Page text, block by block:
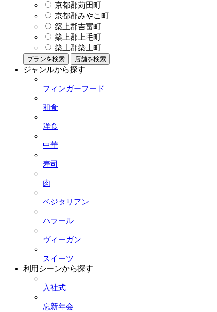
京都郡苅田町
京都郡みやこ町
築上郡吉富町
築上郡上毛町
築上郡築上町
プランを検索 店舗を検索
ジャンルから探す
フィンガーフード
和食
洋食
中華
寿司
肉
ベジタリアン
ハラール
ヴィーガン
スイーツ
利用シーンから探す
入社式
忘新年会